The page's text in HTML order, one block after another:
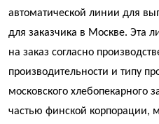
автоматической линии для
для заказчика в Москве. Эта
на заказ согласно
производительности и типу
московского хлебопекарного
частью финской корпорации,